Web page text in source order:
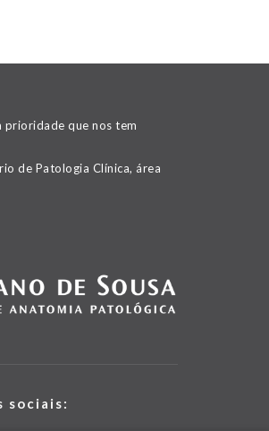
prioridade que nos tem
de Patologia Clínica, área
sociais: